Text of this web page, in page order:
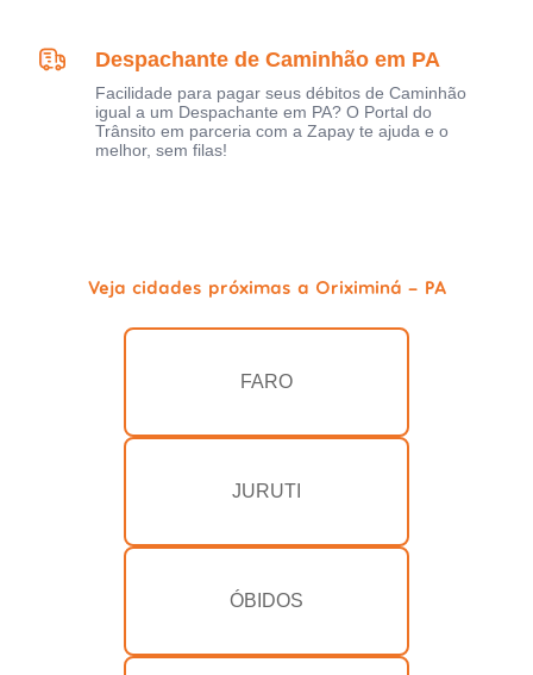
Despachante de Caminhão em PA
Facilidade para pagar seus débitos de Caminhão
igual a um Despachante em PA? O Portal do
Trânsito em parceria com a Zapay te ajuda e o
melhor, sem filas!
Veja cidades próximas a Oriximiná - PA
FARO
JURUTI
ÓBIDOS